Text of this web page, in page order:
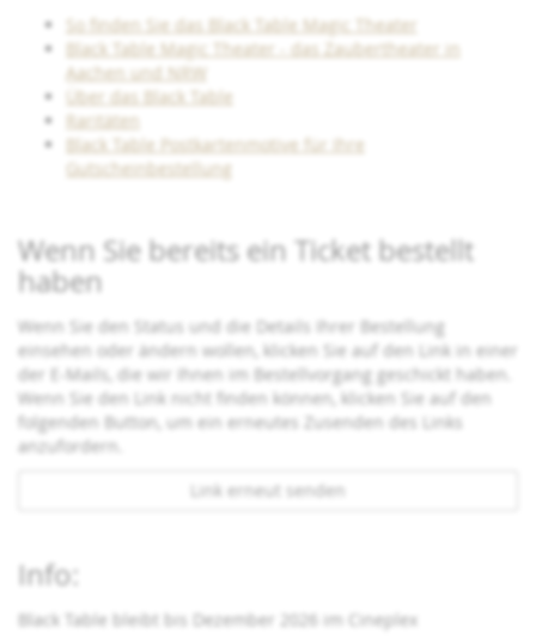
So finden Sie das Black Table Magic Theater
Black Table Magic Theater - das Zaubertheater in
Aachen und NRW
Über das Black Table
Raritäten
Black Table Postkartenmotive für Ihre
Gutscheinbestellung
Wenn Sie bereits ein Ticket bestellt
haben
Wenn Sie den Status und die Details Ihrer Bestellung
einsehen oder ändern wollen, klicken Sie auf den Link in einer
der E-Mails, die wir Ihnen im Bestellvorgang geschickt haben.
Wenn Sie den Link nicht finden können, klicken Sie auf den
folgenden Button, um ein erneutes Zusenden des Links
anzufordern.
Link erneut senden
Info:
Black Table bleibt bis Dezember 2026 im Cineplex